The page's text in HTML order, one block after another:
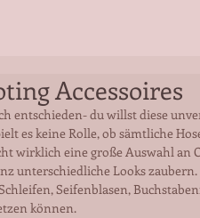
Accessoires
entschieden- du willst diese
es keine Rolle, ob sämtliche
wirklich eine große Auswahl an
unterschiedliche Looks
Seifenblasen,
können.